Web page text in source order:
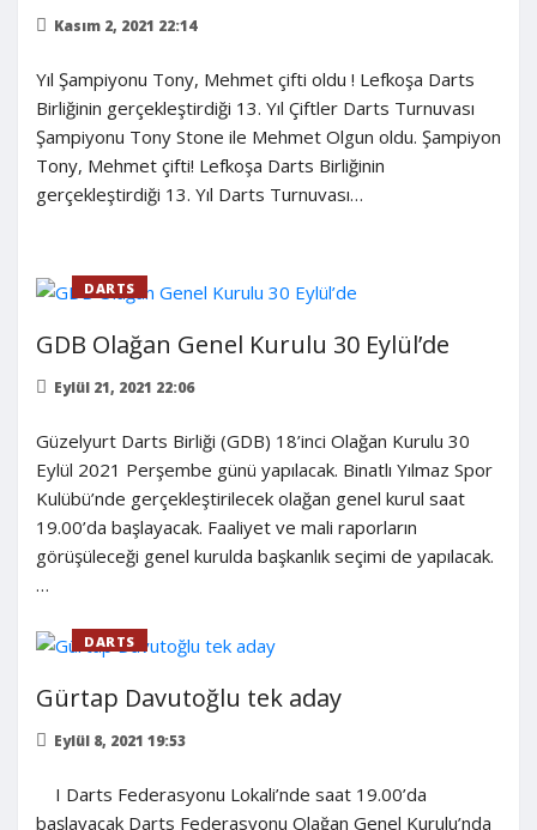
Kasım 2, 2021 22:14
Yıl Şampiyonu Tony, Mehmet çifti oldu ! Lefkoşa Darts
Birliğinin gerçekleştirdiği 13. Yıl Çiftler Darts Turnuvası
Şampiyonu Tony Stone ile Mehmet Olgun oldu. Şampiyon
Tony, Mehmet çifti! Lefkoşa Darts Birliğinin
gerçekleştirdiği 13. Yıl Darts Turnuvası…
DARTS
GDB Olağan Genel Kurulu 30 Eylül’de
Eylül 21, 2021 22:06
Güzelyurt Darts Birliği (GDB) 18’inci Olağan Kurulu 30
Eylül 2021 Perşembe günü yapılacak. Binatlı Yılmaz Spor
Kulübü’nde gerçekleştirilecek olağan genel kurul saat
19.00’da başlayacak. Faaliyet ve mali raporların
görüşüleceği genel kurulda başkanlık seçimi de yapılacak.
…
DARTS
Gürtap Davutoğlu tek aday
Eylül 8, 2021 19:53
I Darts Federasyonu Lokali’nde saat 19.00’da
başlayacak Darts Federasyonu Olağan Genel Kurulu’nda